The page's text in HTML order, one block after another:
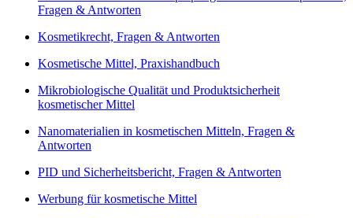
Fragen & Antworten
Kosmetikrecht, Fragen & Antworten
Kosmetische Mittel, Praxishandbuch
Mikrobiologische Qualität und Produktsicherheit
kosmetischer Mittel
Nanomaterialien in kosmetischen Mitteln, Fragen &
Antworten
PID und Sicherheitsbericht, Fragen & Antworten
Werbung für kosmetische Mittel